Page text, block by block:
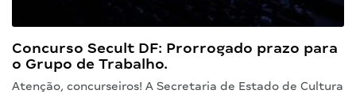
Concurso Secult DF: Prorrogado prazo para
o Grupo de Trabalho.
Atenção, concurseiros! A Secretaria de Estado de Cultura